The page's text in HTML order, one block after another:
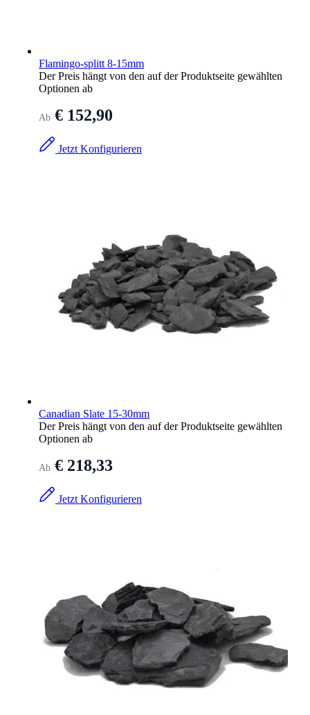
Flamingo-splitt 8-15mm
Der Preis hängt von den auf der Produktseite gewählten
Optionen ab
Ab € 152,90
Jetzt Konfigurieren
Canadian Slate 15-30mm
Der Preis hängt von den auf der Produktseite gewählten
Optionen ab
Ab € 218,33
Jetzt Konfigurieren